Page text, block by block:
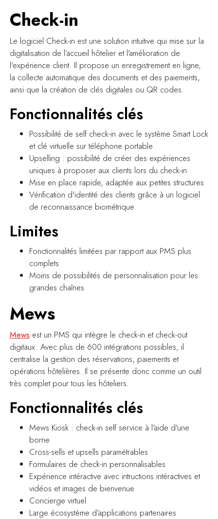
Check-in
Le logiciel Check-in est une solution intuitive qui mise sur la
digitalisation de l’accueil hôtelier et l'amélioration de
l'expérience client. Il propose un enregistrement en ligne,
la collecte automatique des documents et des paiements,
ainsi que la création de clés digitales ou QR codes.
Fonctionnalités clés
Possibilité de self check-in avec le système Smart Lock
et clé virtuelle sur téléphone portable
Upselling : possibilité de créer des expériences
uniques à proposer aux clients lors du check-in
Mise en place rapide, adaptée aux petites structures
Vérification d'identité des clients grâce à un logiciel
de reconnaissance biométrique
Limites
Fonctionnalités limitées par rapport aux PMS plus
complets
Moins de possibilités de personnalisation pour les
grandes chaînes
Mews
Mews est un PMS qui intègre le check-in et check-out
digitaux. Avec plus de 600 intégrations possibles, il
centralise la gestion des réservations, paiements et
opérations hôtelières. Il se présente donc comme un outil
très complet pour tous les hôteliers.
Fonctionnalités clés
Mews Kiosk : check-in self service à l'aide d'une
borne
Cross-sells et upsells paramétrables
Formulaires de check-in personnalisables
Expérience intéractive avec intructions intéractives et
vidéos et images de bienvenue
Concierge virtuel
Large écosystème d’applications partenaires